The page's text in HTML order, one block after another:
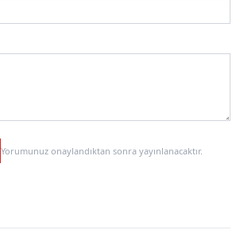
Yorumunuz onaylandıktan sonra yayınlanacaktır.